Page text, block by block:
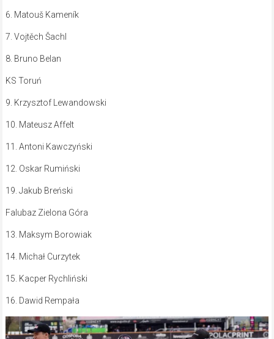
6. Matouš Kameník
7. Vojtěch Šachl
8. Bruno Belan
KS Toruń
9. Krzysztof Lewandowski
10. Mateusz Affelt
11. Antoni Kawczyński
12. Oskar Rumiński
19. Jakub Breński
Falubaz Zielona Góra
13. Maksym Borowiak
14. Michał Curzytek
15. Kacper Rychliński
16. Dawid Rempała